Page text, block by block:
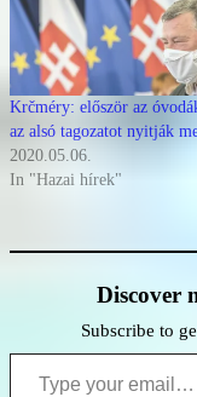
Krčméry: először az
az alsó tagozatot nyitják
2020.05.06.
In "Hazai hírek"
Discover
Subscribe to
Type your email…